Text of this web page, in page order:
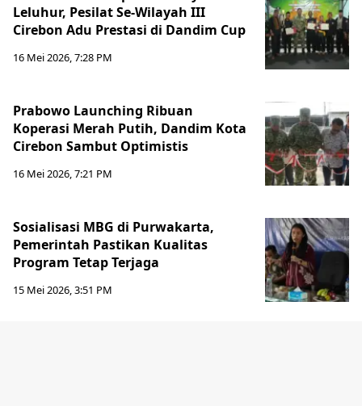
Leluhur, Pesilat Se-Wilayah III
Cirebon Adu Prestasi di Dandim Cup
16 Mei 2026, 7:28 PM
Prabowo Launching Ribuan
Koperasi Merah Putih, Dandim Kota
Cirebon Sambut Optimistis
16 Mei 2026, 7:21 PM
Sosialisasi MBG di Purwakarta,
Pemerintah Pastikan Kualitas
Program Tetap Terjaga
15 Mei 2026, 3:51 PM